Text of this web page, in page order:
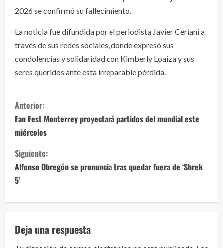
2026 se confirmó su fallecimiento.
La noticia fue difundida por el periodista Javier Ceriani a
través de sus redes sociales, donde expresó sus
condolencias y solidaridad con Kimberly Loaiza y sus
seres queridos ante esta irreparable pérdida.
S
i
g
u
e
l
e
Anterior:
Fan Fest Monterrey proyectará partidos del mundial este
miércoles
Siguiente:
Alfonso Obregón se pronuncia tras quedar fuera de ‘Shrek
5’
Deja una respuesta